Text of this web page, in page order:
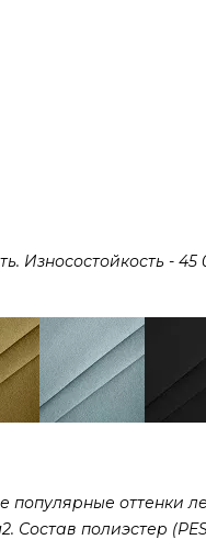
- 45
оттенки
полиэстер